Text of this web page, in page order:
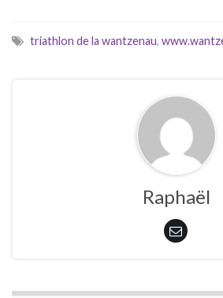
triathlon de la wantzenau,
Raphaël